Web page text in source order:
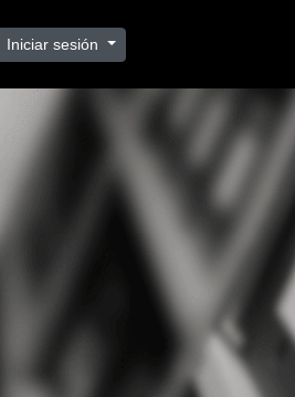
Iniciar sesión